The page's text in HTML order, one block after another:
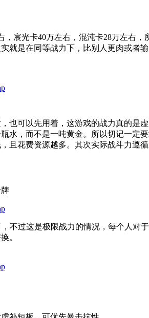
宸光卡40万左右，混沌卡28万左右
就是在同等战力下，比别人更肉或者
也可以先用着，这游戏的战力真的是
水，而不是一吨黄金。所以切记一定
且花费资源越多。其次实际战斗力遵
不过这是极限战力的情况，每个人对
。